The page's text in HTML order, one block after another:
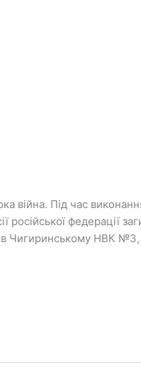
війна. Під час
російської федерації
Чигиринському НВК №3,